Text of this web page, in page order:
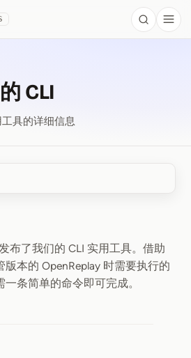
Search
CLI
具的详细信息
的 CLI
布了我们的 CLI 实用工具。借助
本的 OpenReplay 时需要执行的
条简单的命令即可完成。